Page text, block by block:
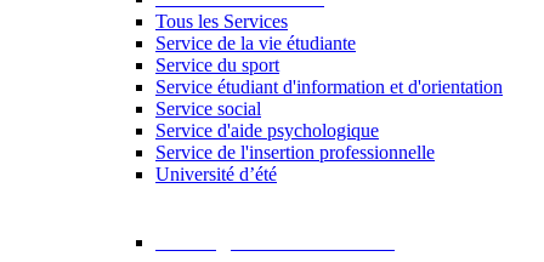
Tous les Services
Service de la vie étudiante
Service du sport
Service étudiant d'information et d'orientation
Service social
Service d'aide psychologique
Service de l'insertion professionnelle
Université d’été